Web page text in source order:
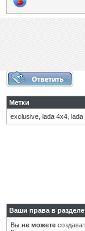
Метки
exclusive lada 4х4 lada
Ваши права в разделе
Вы не можете